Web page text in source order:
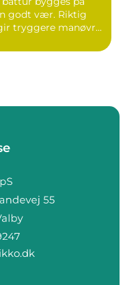
godt vær. Riktig
tryggere manøvr...